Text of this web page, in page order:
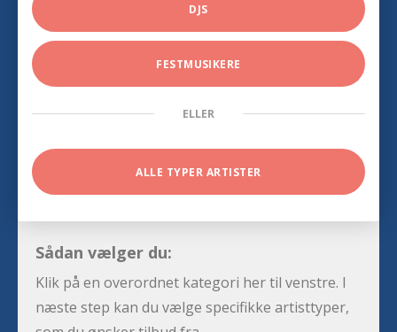
DJS
FESTMUSIKERE
ELLER
ALLE TYPER ARTISTER
Sådan vælger du:
Klik på en overordnet kategori her til venstre. I
næste step kan du vælge specifikke artisttyper,